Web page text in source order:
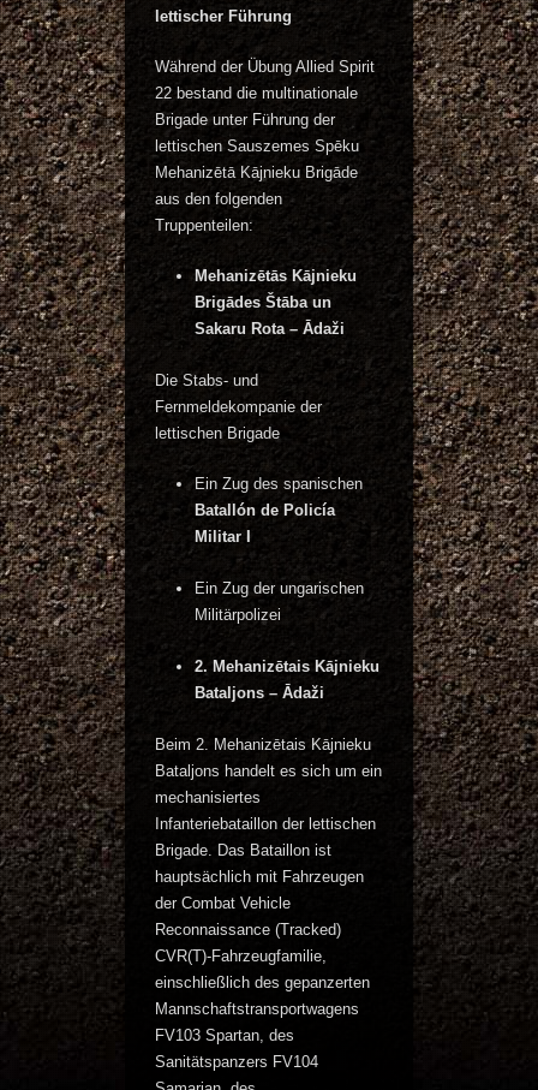
lettischer Führung
Während der Übung Allied Spirit
22 bestand die multinationale
Brigade unter Führung der
lettischen Sauszemes Spēku
Mehanizētā Kājnieku Brigāde
aus den folgenden
Truppenteilen:
Mehanizētās Kājnieku
Brigādes Štāba un
Sakaru Rota – Ādaži
Die Stabs- und
Fernmeldekompanie der
lettischen Brigade
Ein Zug des spanischen
Batallón de Policía
Militar I
Ein Zug der ungarischen
Militärpolizei
2. Mehanizētais Kājnieku
Bataljons – Ādaži
Beim 2. Mehanizētais Kājnieku
Bataljons handelt es sich um ein
mechanisiertes
Infanteriebataillon der lettischen
Brigade. Das Bataillon ist
hauptsächlich mit Fahrzeugen
der Combat Vehicle
Reconnaissance (Tracked)
CVR(T)-Fahrzeugfamilie,
einschließlich des gepanzerten
Mannschaftstransportwagens
FV103 Spartan, des
Sanitätspanzers FV104